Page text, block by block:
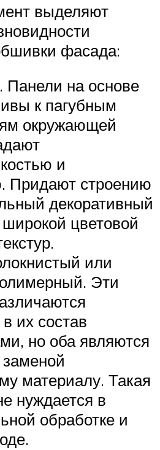
выделяют
фасада:
на основе
к пагубным
окружающей
и
Придают строению
декоративный
цветовой
или
Эти
их состав
но оба являются
материалу. Такая
нуждается в
обработке и